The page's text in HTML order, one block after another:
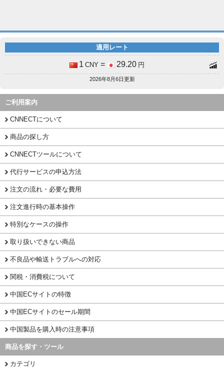
適用レート
1 CNY = 29.20 円
2026年8月6日更新
ご利用案内
CNNECTについて
商品の探し方
CNNECTツールについて
代行サービスの申込方法
注文の流れ・必要な費用
注文進行時の基本操作
特別なケースの操作
取り扱いできない商品
不良品や輸送トラブルへの対応
関税・消費税について
中国ECサイトの特徴
中国ECサイトのセール期間
中国製品を購入時の注意事項
商品を探す・ツール
カテゴリ